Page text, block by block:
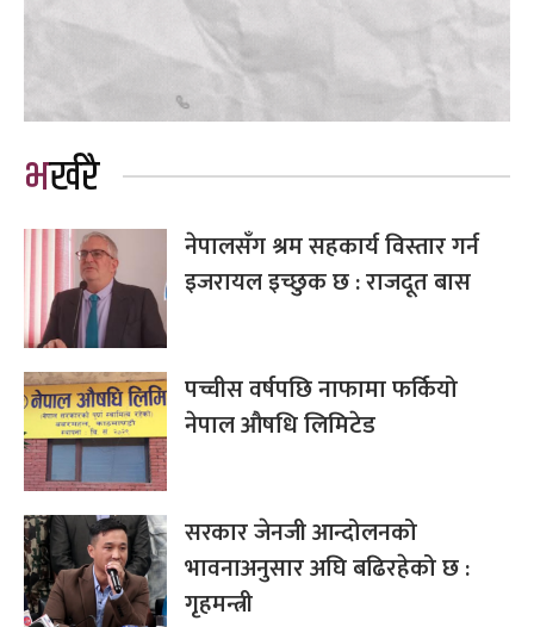
भर्खरै
नेपालसँग श्रम सहकार्य विस्तार गर्न
इजरायल इच्छुक छ : राजदूत बास
पच्चीस वर्षपछि नाफामा फर्कियो
नेपाल औषधि लिमिटेड
सरकार जेनजी आन्दोलनको
भावनाअनुसार अघि बढिरहेको छ :
गृहमन्त्री